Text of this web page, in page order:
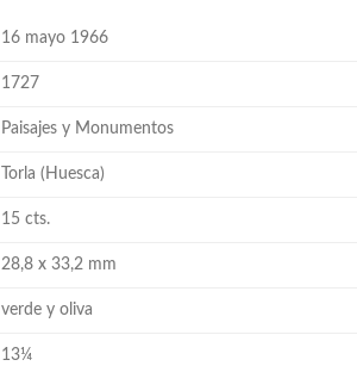
16 mayo 1966
1727
Paisajes y Monumentos
Torla (Huesca)
15 cts.
28,8 x 33,2 mm
verde y oliva
13¼